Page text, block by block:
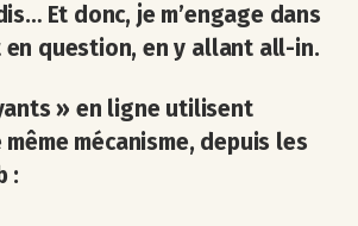
Et donc, je m’engage dans
en question, en y allant all-in.
» en ligne utilisent
mécanisme, depuis les
: